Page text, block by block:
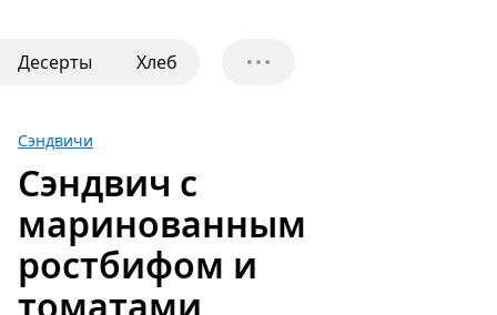
Десерты Хлеб
Сэндвичи
Сэндвич с
маринованным
ростбифом и